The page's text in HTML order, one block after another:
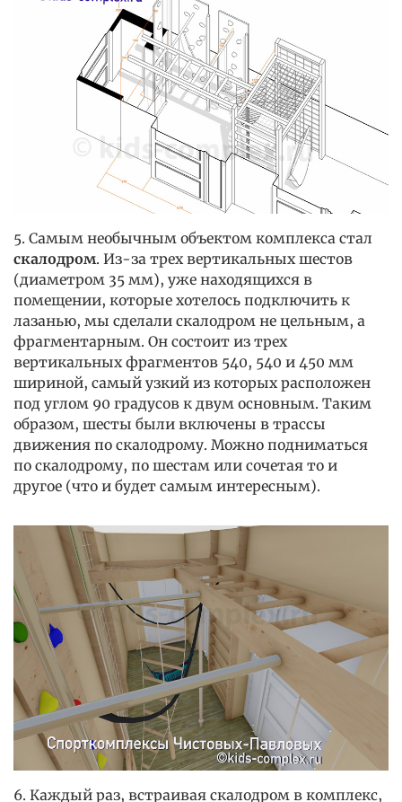
5. Самым необычным объектом комплекса стал
скалодром. Из-за трех вертикальных шестов
(диаметром 35 мм), уже находящихся в
помещении, которые хотелось подключить к
лазанью, мы сделали скалодром не цельным, а
фрагментарным. Он состоит из трех
вертикальных фрагментов 540, 540 и 450 мм
шириной, самый узкий из которых расположен
под углом 90 градусов к двум основным. Таким
образом, шесты были включены в трассы
движения по скалодрому. Можно подниматься
по скалодрому, по шестам или сочетая то и
другое (что и будет самым интересным).
6. Каждый раз, встраивая скалодром в комплекс,